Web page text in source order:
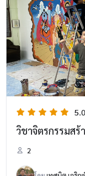
วิชาจิตรกรรมสร้
2